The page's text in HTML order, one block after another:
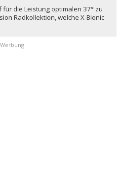
die Leistung optimalen 37° zu
Radkollektion, welche X-Bionic
Werbung